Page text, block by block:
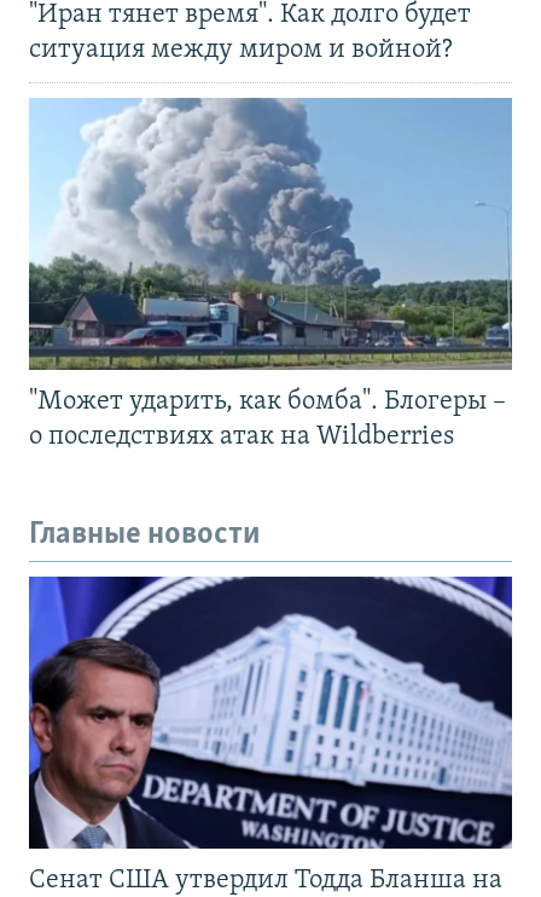
"Иран тянет время". Как долго будет
ситуация между миром и войной?
"Может ударить, как бомба". Блогеры –
о последствиях атак на Wildberries
Главные новости
Сенат США утвердил Тодда Бланша на